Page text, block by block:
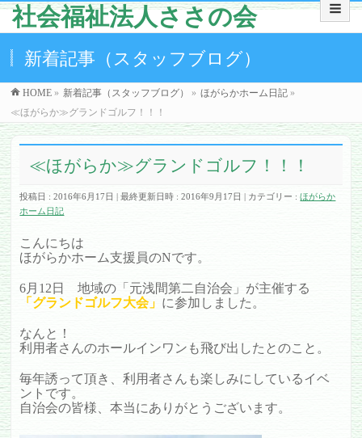
社会福祉法人ささの会
新着記事（スタッフブログ）
HOME » 新着記事（スタッフブログ） » ほがらかホーム日記 »
≪ほがらか≫グランドゴルフ！！！
≪ほがらか≫グランドゴルフ！！！
投稿日 : 2016年6月17日 最終更新日時 : 2016年9月17日 カテゴリー :ほがらか
ホーム日記
こんにちは
ほがらかホーム支援員のNです。
6月12日 地域の「元浅間第二自治会」が主催する
「グランドゴルフ大会」 に参加しました。
なんと！
利用者さんのホールインワンも飛び出したとのこと。
毎年誘って頂き、利用者さんも楽しみにしているイベ
ントです。
自治会の皆様、本当にありがとうございます。